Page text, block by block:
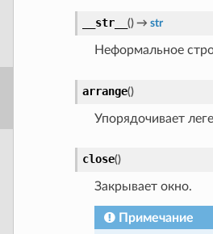
__str__ () → str
Неформальное
arrange()
Упорядочивает
close()
Закрывает окно.
Примечание